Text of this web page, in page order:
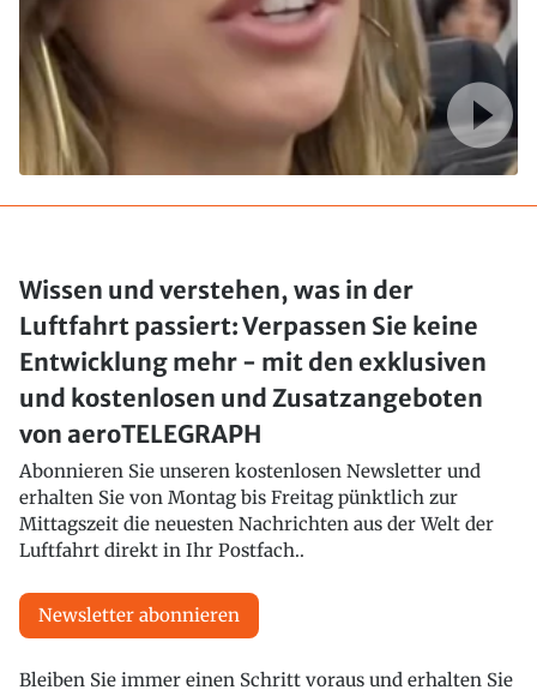
Wissen und verstehen, was in der
Luftfahrt passiert: Verpassen Sie keine
Entwicklung mehr - mit den exklusiven
und kostenlosen und Zusatzangeboten
von aeroTELEGRAPH
Abonnieren Sie unseren kostenlosen Newsletter und
erhalten Sie von Montag bis Freitag pünktlich zur
Mittagszeit die neuesten Nachrichten aus der Welt der
Luftfahrt direkt in Ihr Postfach..
Newsletter abonnieren
Bleiben Sie immer einen Schritt voraus und erhalten Sie